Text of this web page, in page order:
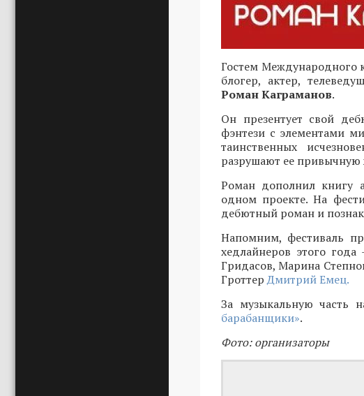
Гостем Международного
блогер, актер,
Роман Каграманов.
Он презентует свой
фэнтези с элементами
таинственных
разрушают ее
Роман дополнил книгу
одном проекте. На
дебютный роман и
Напомним, фестиваль
хедлайнеров этого
Гридасов, Марина
ГроттерДмитрий Емец.
За музыкальную часть
барабанщики».
Фото: организаторы